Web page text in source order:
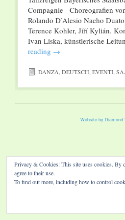
Compagnie Choreografien
Rolando D’Alesio Nacho
Terence Kohler, Jiří Kylián.
Ivan Liska, künstlerische
reading →
DANZA,DEUTSCH,EVENTI,
Website by Diamond
Privacy & Cookies: This site uses cookies. By
agree to their use.
To find out more, including how to control